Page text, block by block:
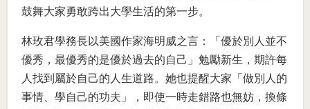
鼓舞大家勇敢跨出大學生活的第一步。
林玫君學務長以美國作家海明威之言：「優於別人並不
優秀，最優秀的是優於過去的自己」勉勵新生，期許每
人找到屬於自己的人生道路。她也提醒大家「做別人的
事情、學自己的功夫」，即使一時走錯路也無妨，換條